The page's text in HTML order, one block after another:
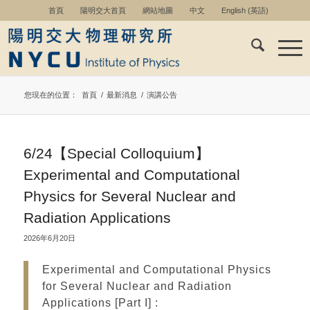
首頁 陽明交大首頁 網站地圖 中文 English(英語)
您現在的位置： 首頁 / 最新消息 / 演講公告
6/24【Special Colloquium】
Experimental and Computational
Physics for Several Nuclear and
Radiation Applications
2026年6月20日
Experimental and Computational Physics
for Several Nuclear and Radiation
Applications [Part I] :